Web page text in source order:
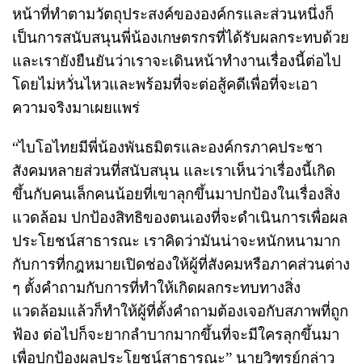
หน้าที่ทำตามวัตถุประสงค์ขององค์กรและส่วนหนึ่งก็
เป็นการสนับสนุนพี่น้องเกษตรกรที่ได้รับผลกระทบด้วย
และเรายังยืนยันว่าเราจะเดินหน้าทำงานเรื่องนี้ต่อไป
โดยไม่หวั่นไหวและพร้อมที่จะต่อสู้คดีเพื่อที่จะเอา
ความจริงมาเผยแพร่
“ไบโอไทยมีพี่น้องพันธมิตรและองค์กรภาคประชา
สังคมหลายส่วนที่สนับสนุน และเราเห็นว่าเรื่องนี้เกิด
ขึ้นกับคนเล็กคนน้อยที่เขาลุกขึ้นมาปกป้องในเรื่องสิ่ง
แวดล้อม ปกป้องสิทธิของตนเองที่จะดำเนินการเพื่อผล
ประโยชน์สาธารณะ เราคิดว่ามันน่าจะหนักหนามาก
กับการที่กฎหมายเปิดช่องให้ผู้ที่สังคมหรือภาคส่วนต่าง
ๆ ตั้งคำถามกับการที่ทำให้เกิดผลกระทบทางสิ่ง
แวดล้อมแล้วก็ทำให้ผู้ที่ตั้งคำถามต้องเจอกับสภาพที่ถูก
ฟ้อง ต่อไปก็จะยากลำบากมากขึ้นที่จะมีใครลุกขึ้นมา
เพื่อปกป้องผลประโยชน์สาธารณะ” นายวิฑูรย์กล่าว